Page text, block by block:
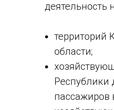
деятельность
территорий
области;
Республики
пассажиров